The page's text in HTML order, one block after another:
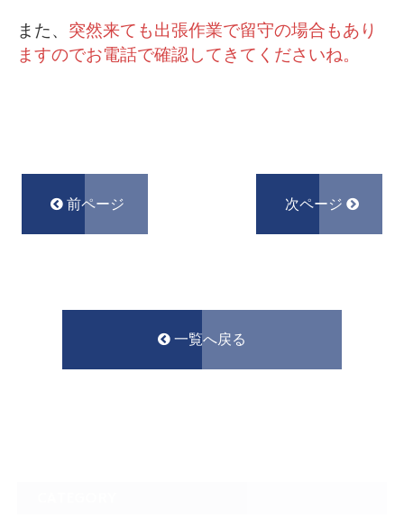
また、 突然来ても出張作業で留守の場合もあり
ますのでお電話で確認してきてくださいね。
前ページ 次ページ
一覧へ戻る